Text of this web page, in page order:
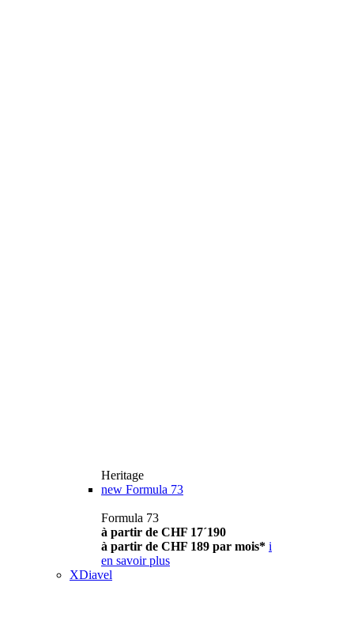
Heritage
new Formula 73
Formula 73
à partir de CHF 17´190
à partir de CHF 189 par mois* i
en savoir plus
XDiavel